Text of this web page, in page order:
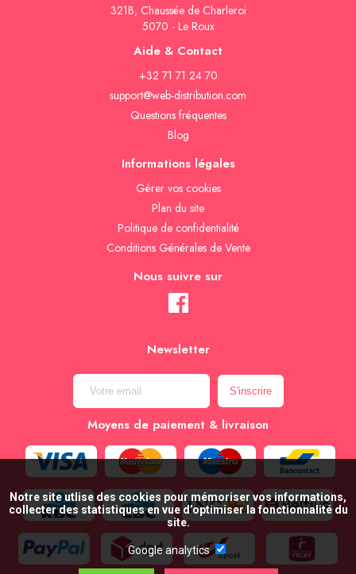
321B, Chaussée de Charleroi
5070 - Le Roux
Aide & Contact
+32 71 71 24 70
support@web-distribution.com
Questions fréquentes
Blog
Informations légales
Gèrer vos cookies
Plan du site
Politique de confidentialité
Conditions Générales de Vente
Nous suivre sur
Newsletter
Moyens de paiement & livraison
Notre site utlise des cookies pour mémoriser vos informations,
collecter des statistiques en vue d’optimiser la fonctionnalité du
site.
Google analytics